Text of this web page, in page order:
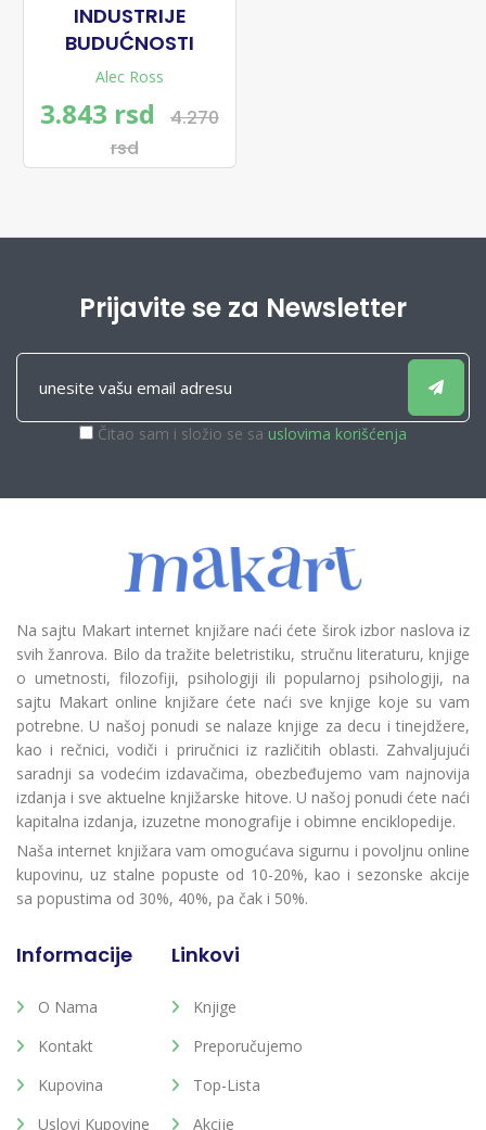
INDUSTRIJE
BUDUĆNOSTI
Alec Ross
3.843 rsd
4.270
rsd
Prijavite se za Newsletter
Čitao sam i složio se sa uslovima korišćenja
Na sajtu Makart internet knjižare naći ćete širok izbor naslova iz
svih žanrova. Bilo da tražite beletristiku, stručnu literaturu, knjige
o umetnosti, filozofiji, psihologiji ili popularnoj psihologiji, na
sajtu Makart online knjižare ćete naći sve knjige koje su vam
potrebne. U našoj ponudi se nalaze knjige za decu i tinejdžere,
kao i rečnici, vodiči i priručnici iz različitih oblasti. Zahvaljujući
saradnji sa vodećim izdavačima, obezbeđujemo vam najnovija
izdanja i sve aktuelne knjižarske hitove. U našoj ponudi ćete naći
kapitalna izdanja, izuzetne monografije i obimne enciklopedije.
Naša internet knjižara vam omogućava sigurnu i povoljnu online
kupovinu, uz stalne popuste od 10-20%, kao i sezonske akcije
sa popustima od 30%, 40%, pa čak i 50%.
Informacije
O Nama
Kontakt
Kupovina
Uslovi Kupovine
Linkovi
Knjige
Preporučujemo
Top-Lista
Akcije